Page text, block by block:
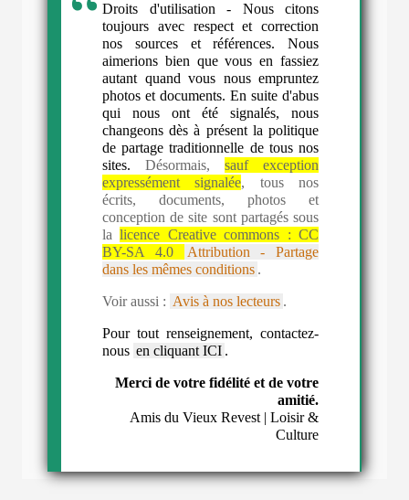
Droits d'utilisation - Nous citons
toujours avec respect et correction
nos sources et références. Nous
aimerions bien que vous en fassiez
autant quand vous nous empruntez
photos et documents. En suite d'abus
qui nous ont été signalés, nous
changeons dès à présent la politique
de partage traditionnelle de tous nos
sites. Désormais, sauf exception
expressément signalée, tous nos
écrits, documents, photos et
conception de site sont partagés sous
lalicence Creative commons :CC
BY-SA 4.0
Attribution - Partage
dans les mêmes conditions .
Voir aussi : Avis à nos lecteurs .
Pour tout renseignement, contactez-
nous en cliquant ICI .
Merci de votre fidélité et de votre
amitié.
Amis du Vieux Revest | Loisir &
Culture